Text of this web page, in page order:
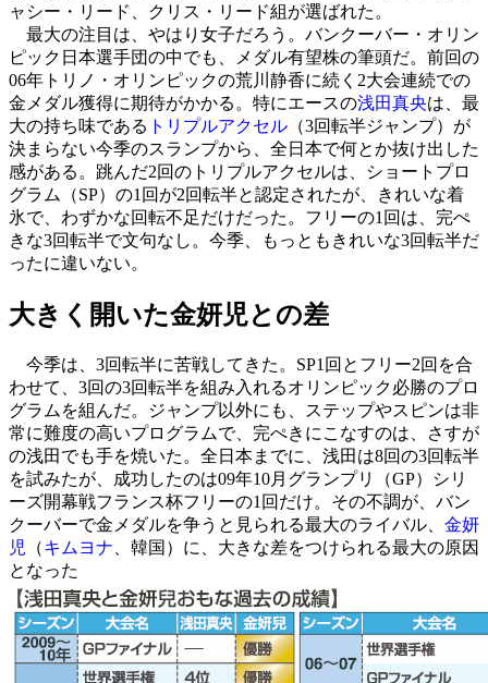
ャシー・リード、クリス・リード組が選ばれた。
最大の注目は、やはり女子だろう。バンクーバー・オリン
ピック日本選手団の中でも、メダル有望株の筆頭だ。前回の
06年トリノ・オリンピックの荒川静香に続く2大会連続での
金メダル獲得に期待がかかる。特にエースの浅田真央は、最
大の持ち味である トリプルアクセル （3回転半ジャンプ）が
決まらない今季のスランプから、全日本で何とか抜け出した
感がある。跳んだ2回のトリプルアクセルは、ショートプロ
グラム（SP）の1回が2回転半と認定されたが、きれいな着
氷で、わずかな回転不足だけだった。フリーの1回は、完ぺ
きな3回転半で文句なし。今季、もっともきれいな3回転半だ
ったに違いない。
大きく開いた金妍児との差
今季は、3回転半に苦戦してきた。SP1回とフリー2回を合
わせて、3回の3回転半を組み入れるオリンピック必勝のプロ
グラムを組んだ。ジャンプ以外にも、ステップやスピンは非
常に難度の高いプログラムで、完ぺきにこなすのは、さすが
の浅田でも手を焼いた。全日本までに、浅田は8回の3回転半
を試みたが、成功したのは09年10月グランプリ（GP）シリ
ーズ開幕戦フランス杯フリーの1回だけ。その不調が、バン
クーバーで金メダルを争うと見られる最大のライバル、 金妍
児
（キムヨナ 、韓国）に、大きな差をつけられる最大の原因
となった